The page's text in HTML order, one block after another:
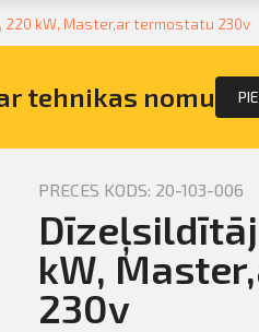
220 kW, Master,ar termostatu 230v
tehnikas nomu
PRECES KODS: 20-103-006
kW,
230v